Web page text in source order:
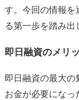
す。今回の情報を
る第一歩を踏み出
即日融資のメリ
即日融資の最大の
お金が必要になっ